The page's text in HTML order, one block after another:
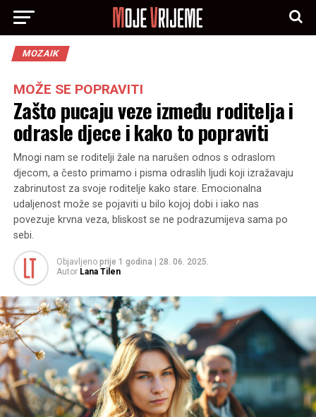
MOZAIK
MOŽE SE POPRAVITI
Zašto pucaju veze između roditelja i
odrasle djece i kako to popraviti
Mnogi nam se roditelji žale na narušen odnos s odraslom
djecom, a često primamo i pisma odraslih ljudi koji izražavaju
zabrinutost za svoje roditelje kako stare. Emocionalna
udaljenost može se pojaviti u bilo kojoj dobi i iako nas
povezuje krvna veza, bliskost se ne podrazumijeva sama po
sebi.
Objavljeno prije 1 godina
28. 06. 2025.
Autor Lana Tilen